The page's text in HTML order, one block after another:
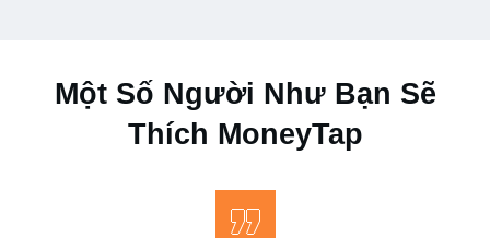
Một Số Người Như Bạn Sẽ
Thích MoneyTap
„